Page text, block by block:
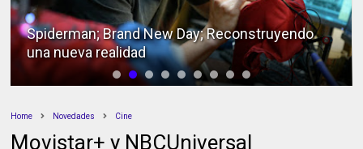
Spiderman; Brand New Day; Reconstruyendo
una nueva realidad
Home Novedades Cine
Movistar+ y NBCUniversal